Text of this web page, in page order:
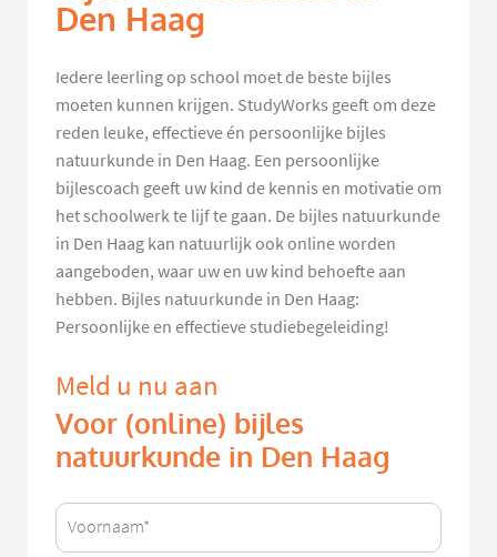
Den Haag
Iedere leerling op school moet de beste bijles
moeten kunnen krijgen. StudyWorks geeft om deze
reden leuke, effectieve én persoonlijke bijles
natuurkunde in Den Haag. Een persoonlijke
bijlescoach geeft uw kind de kennis en motivatie om
het schoolwerk te lijf te gaan. De bijles natuurkunde
in Den Haag kan natuurlijk ook online worden
aangeboden, waar uw en uw kind behoefte aan
hebben. Bijles natuurkunde in Den Haag:
Persoonlijke en effectieve studiebegeleiding!
Meld u nu aan
Voor (online) bijles
natuurkunde in Den Haag